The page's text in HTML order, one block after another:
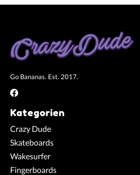
Go Bananas. Est. 2017.
Kategorien
Crazy Dude
Skateboards
Wakesurfer
Fingerboards